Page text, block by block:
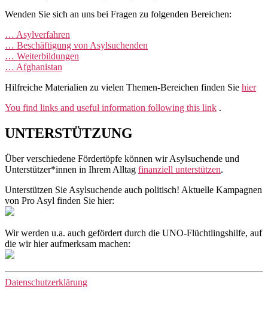
Wenden Sie sich an uns bei Fragen zu folgenden Bereichen:
… Asylverfahren
… Beschäftigung von Asylsuchenden
… Weiterbildungen
… Afghanistan
Hilfreiche Materialien zu vielen Themen-Bereichen finden Sie hier
You find links and useful information following this link .
UNTERSTÜTZUNG
Über verschiedene Fördertöpfe können wir Asylsuchende und
Unterstützer*innen in Ihrem Alltag finanziell unterstützen.
Unterstützen Sie Asylsuchende auch politisch! Aktuelle Kampagnen
von Pro Asyl finden Sie hier:
Wir werden u.a. auch gefördert durch die UNO-Flüchtlingshilfe, auf
die wir hier aufmerksam machen:
Datenschutzerklärung